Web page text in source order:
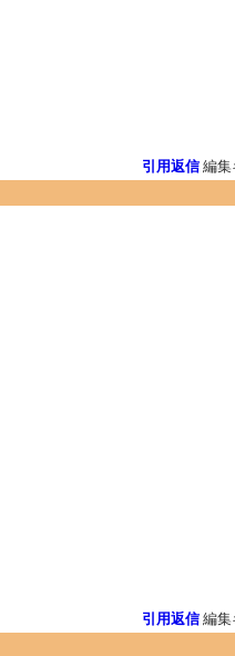
引用返信 編集
引用返信 編集